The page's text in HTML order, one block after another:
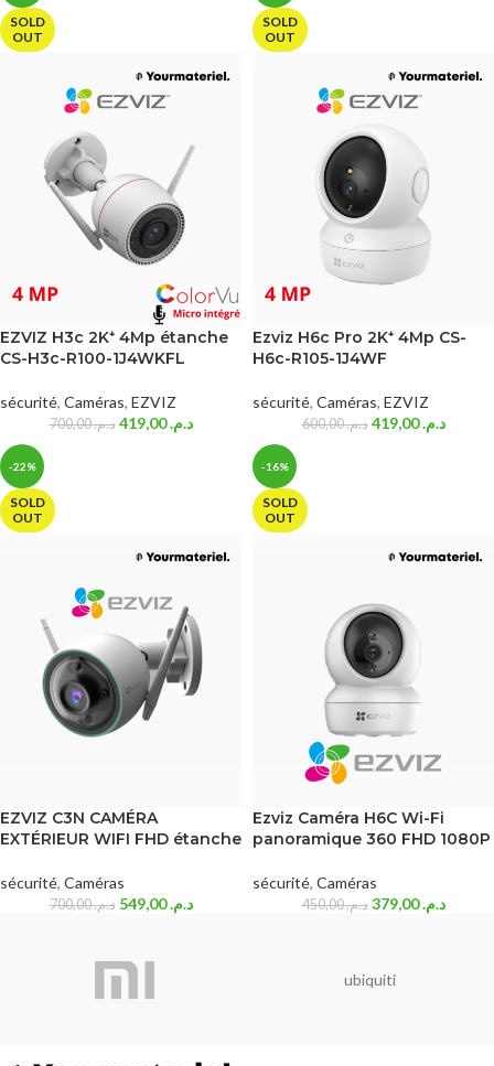
SOLD
OUT
EZVIZ H3c 2K⁺ 4Mp étanche
CS-H3c-R100-1J4WKFL
sécurité, Caméras, EZVIZ
د.م.700,00 د.م.419,00
SOLD
OUT
Ezviz H6c Pro 2K⁺ 4Mp CS-
H6c-R105-1J4WF
sécurité, Caméras, EZVIZ
د.م.600,00 د.م.419,00
-22%
SOLD
OUT
EZVIZ C3N CAMÉRA
EXTÉRIEUR WIFI FHD étanche
sécurité, Caméras
د.م.700,00 د.م.549,00
-16%
SOLD
OUT
Ezviz Caméra H6C Wi-Fi
panoramique 360 FHD 1080P
sécurité, Caméras
د.م.450,00 د.م.379,00
ubiquiti